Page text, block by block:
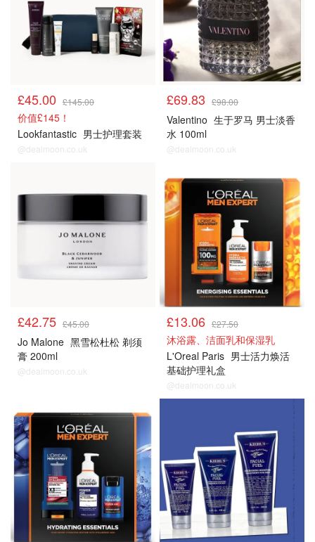
£45.00 £145.00
价值£145！
Lookfantastic 男士护理套装
@dealmoon.co.uk
£69.83 £98.00
Valentino 生于罗马 男士淡香
水 100ml
@dealmoon.co.uk
£42.75 £45.00
Jo Malone 黑雪松杜松 剃须
膏 200ml
@dealmoon.co.uk
£13.06 £27.50
沐浴露、洁面乳和保湿乳
L'Oreal Paris 男士活力焕活
基础护理礼盒
@dealmoon.co.uk
男士护肤